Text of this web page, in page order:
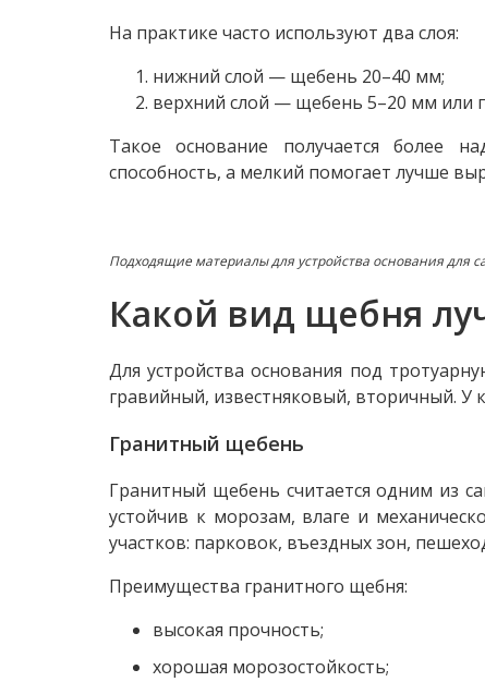
На практике часто используют два слоя:
нижний слой — щебень 20–40 мм;
верхний слой — щебень 5–20 мм или
Такое основание получается более
способность, а мелкий помогает лучше
Подходящие материалы для устройства основания для
Какой вид щебня
Для устройства основания под
гравийный, известняковый, вторичный. У
Гранитный щебень
Гранитный щебень считается одним из
устойчив к морозам, влаге и
участков: парковок, въездных зон,
Преимущества гранитного щебня:
высокая прочность;
хорошая морозостойкость;